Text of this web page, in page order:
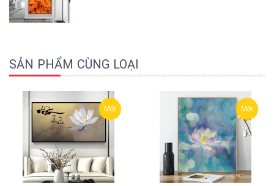
SẢN PHẨM CÙNG LOẠI
Mới Mới